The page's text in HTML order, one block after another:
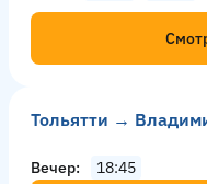
Тольятти →
Вечер
18:45